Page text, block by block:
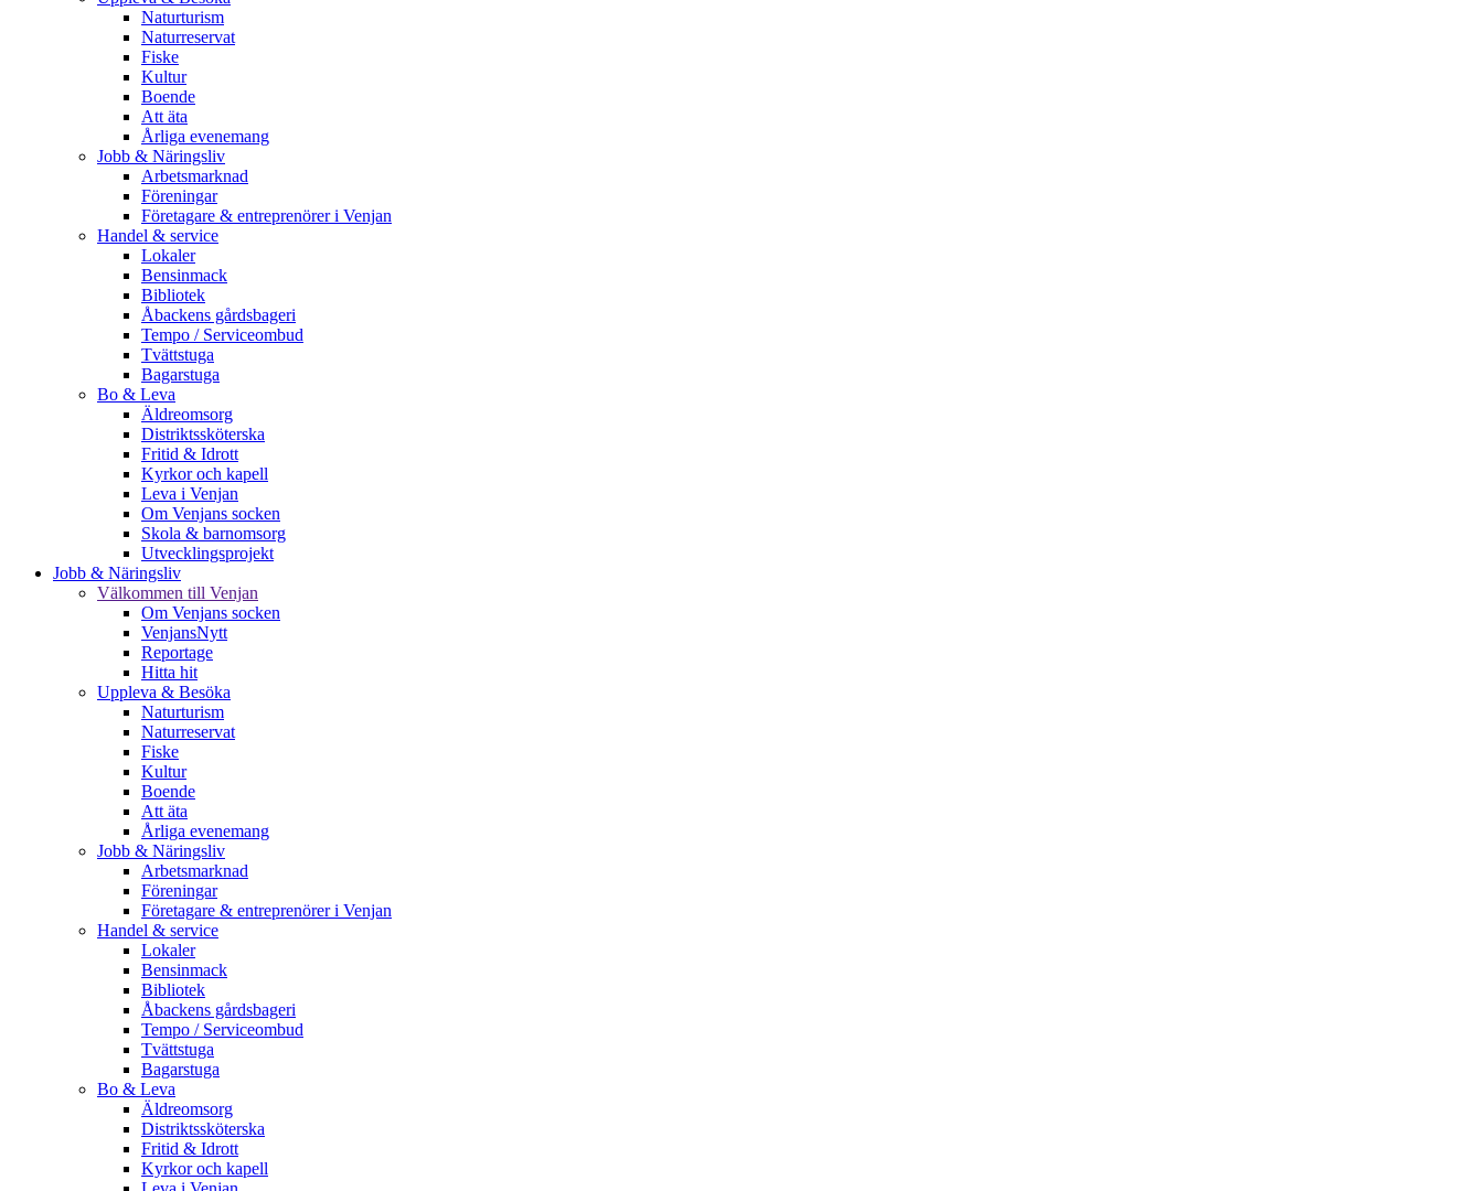
Naturturism
Naturreservat
Fiske
Kultur
Boende
Att äta
Årliga evenemang
Jobb & Näringsliv
Arbetsmarknad
Föreningar
Företagare & entreprenörer i Venjan
Handel & service
Lokaler
Bensinmack
Bibliotek
Åbackens gårdsbageri
Tempo / Serviceombud
Tvättstuga
Bagarstuga
Bo & Leva
Äldreomsorg
Distriktssköterska
Fritid & Idrott
Kyrkor och kapell
Leva i Venjan
Om Venjans socken
Skola & barnomsorg
Utvecklingsprojekt
Jobb & Näringsliv
Välkommen till Venjan
Om Venjans socken
VenjansNytt
Reportage
Hitta hit
Uppleva & Besöka
Naturturism
Naturreservat
Fiske
Kultur
Boende
Att äta
Årliga evenemang
Jobb & Näringsliv
Arbetsmarknad
Föreningar
Företagare & entreprenörer i Venjan
Handel & service
Lokaler
Bensinmack
Bibliotek
Åbackens gårdsbageri
Tempo / Serviceombud
Tvättstuga
Bagarstuga
Bo & Leva
Äldreomsorg
Distriktssköterska
Fritid & Idrott
Kyrkor och kapell